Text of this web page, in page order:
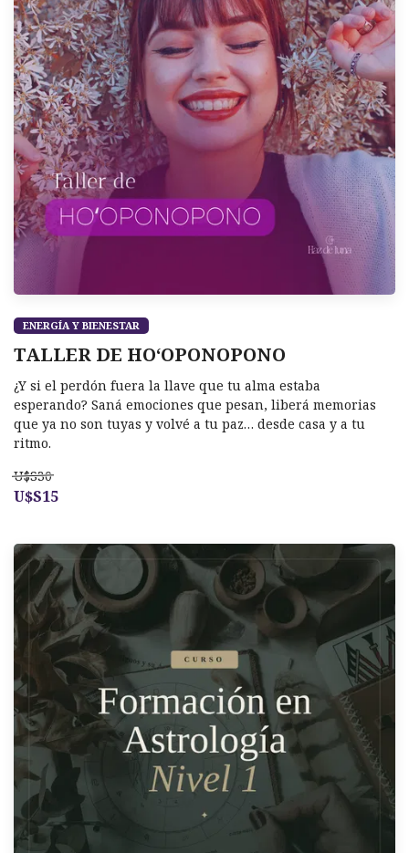
ENERGÍA Y BIENESTAR
TALLER DE HOʻOPONOPONO
¿Y si el perdón fuera la llave que tu alma estaba
esperando? Saná emociones que pesan, liberá memorias
que ya no son tuyas y volvé a tu paz… desde casa y a tu
ritmo.
U$S30
U$S15